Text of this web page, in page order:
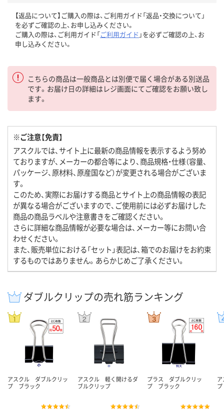
【返品について】ご購入の際は、ご利用ガイド「返品・交換について」
を必ずご確認の上、お申し込みください。
ご購入の際は、ご利用ガイド「ご利用ガイド 」を必ずご確認の上、お
申し込みください。
こちらの商品は一般商品とは別便で届く場合がある別送品
です。お届け日の詳細はレジ画面にてご確認をお願い致し
ます。
※ご注意【免責】
アスクルでは、サイト上に最新の商品情報を表示するよう努め
ておりますが、メーカーの都合等により、商品規格・仕様（容量、
パッケージ、原材料、原産国など）が変更される場合がございま
す。
このため、実際にお届けする商品とサイト上の商品情報の表記
が異なる場合がございますので、ご使用前には必ずお届けした
商品の商品ラベルや注意書きをご確認ください。
さらに詳細な商品情報が必要な場合は、メーカー等にお問い合
わせください。
また、販売単位における「セット」表記は、箱でのお届けをお約束
するものではありません。あらかじめご了承ください。
ダブルクリップの売れ筋ランキング
アスクル ダブルクリッ
プ ブラック
アスクル 軽く開けるダ
ブルクリップ
プラス ダブルクリッ
プ ブラック